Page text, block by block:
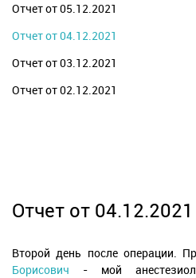
Отчет от 05.12.2021
Отчет от 04.12.2021
Отчет от 03.12.2021
Отчет от 02.12.2021
Отчет от 04.12.2021
Второй день после операции.
Борисович - мой